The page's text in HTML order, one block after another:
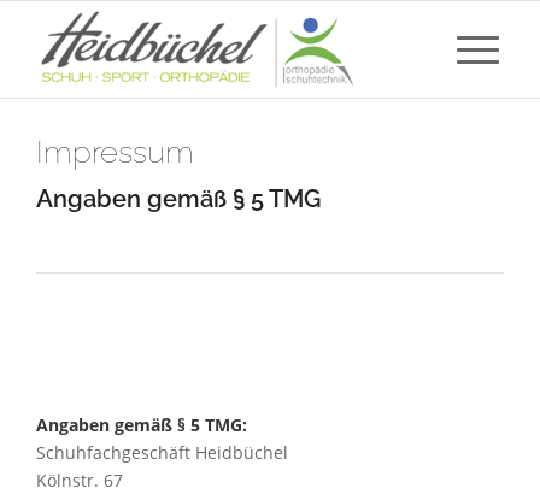
Impressum
Angaben gemäß § 5 TMG
Angaben gemäß § 5 TMG:
Schuhfachgeschäft Heidbüchel
Kölnstr. 67